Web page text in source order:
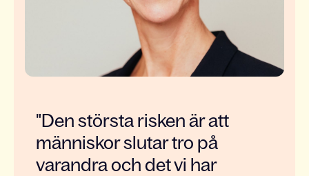
"Den största risken är att
människor slutar tro på
varandra och det vi har